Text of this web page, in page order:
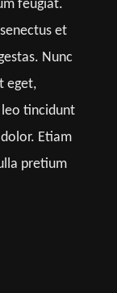
feugiat.
et
Nunc
eget,
tincidunt
Etiam
pretium